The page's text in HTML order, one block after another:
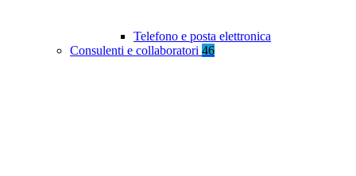
Telefono e posta elettronica
Consulenti e collaboratori 46